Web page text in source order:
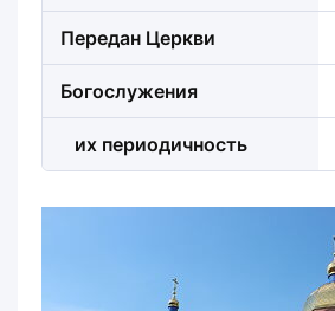
Передан Церкви
Богослужения
их периодичность